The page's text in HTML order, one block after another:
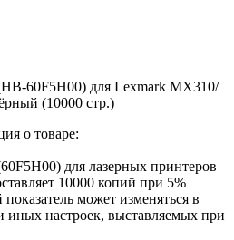
60F5H00) для Lexmark MX310/
(10000 стр.)
о товаре:
для лазерных принтеров
10000 копий при 5%
может изменяться в
иных настроек, выставляемых при